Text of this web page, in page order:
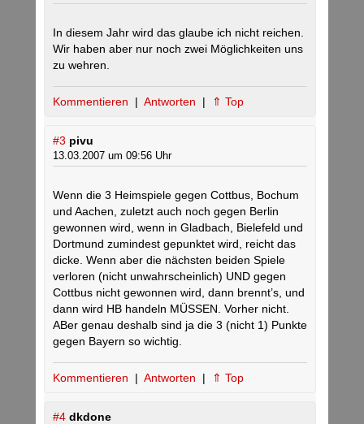
In diesem Jahr wird das glaube ich nicht reichen.
Wir haben aber nur noch zwei Möglichkeiten uns
zu wehren.
Kommentieren | Antworten | ⇑ Top
#3 pivu
13.03.2007 um 09:56 Uhr
Wenn die 3 Heimspiele gegen Cottbus, Bochum
und Aachen, zuletzt auch noch gegen Berlin
gewonnen wird, wenn in Gladbach, Bielefeld und
Dortmund zumindest gepunktet wird, reicht das
dicke. Wenn aber die nächsten beiden Spiele
verloren (nicht unwahrscheinlich) UND gegen
Cottbus nicht gewonnen wird, dann brennt’s, und
dann wird HB handeln MÜSSEN. Vorher nicht.
ABer genau deshalb sind ja die 3 (nicht 1) Punkte
gegen Bayern so wichtig.
Kommentieren | Antworten | ⇑ Top
#4 dkdone